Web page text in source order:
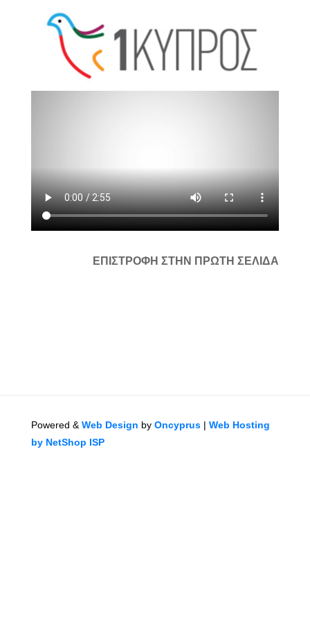
ΕΠΙΣΤΡΟΦΗ ΣΤΗΝ ΠΡΩΤΗ ΣΕΛΙΔΑ
Powered & Web Design by Oncyprus| Web Hosting
by NetShop ISP